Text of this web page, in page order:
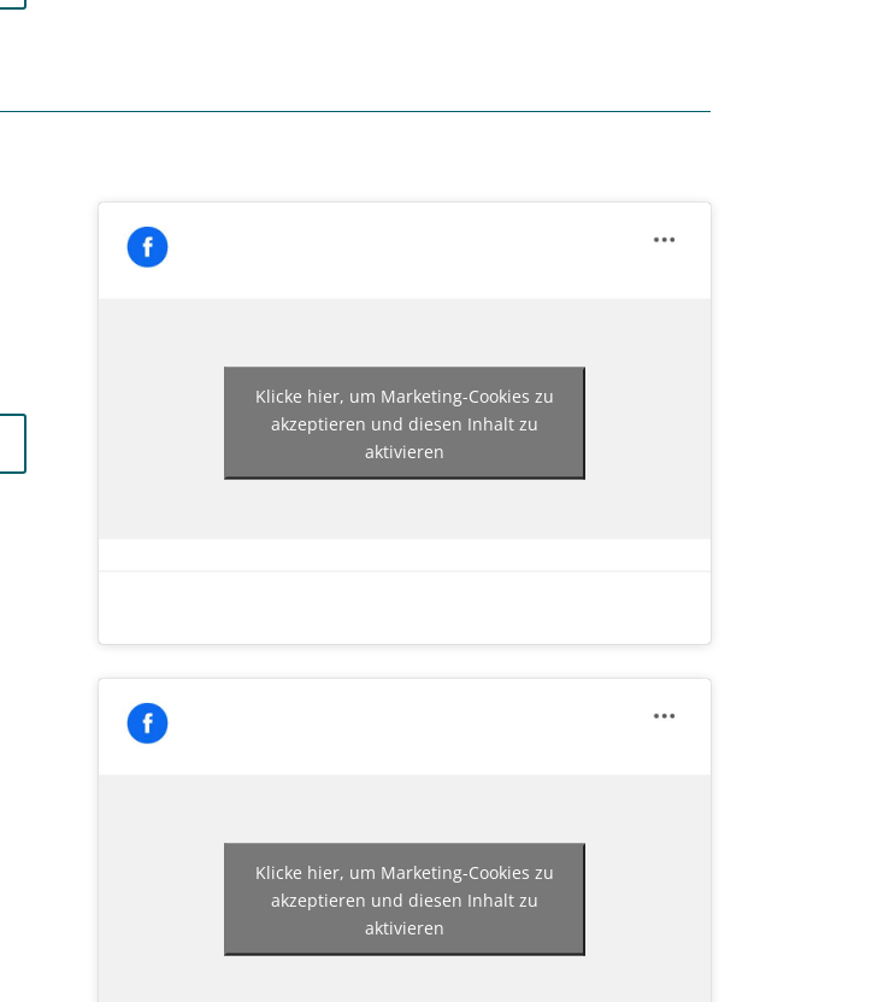
Klicke hier, um Marketing-Cookies zu
akzeptieren und diesen Inhalt zu
aktivieren
Klicke hier, um Marketing-Cookies zu
akzeptieren und diesen Inhalt zu
aktivieren